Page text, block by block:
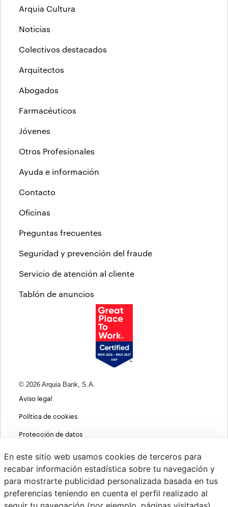
Arquia Cultura
Noticias
Colectivos destacados
Arquitectos
Abogados
Farmacéuticos
Jóvenes
Otros Profesionales
Ayuda e información
Contacto
Oficinas
Preguntas frecuentes
Seguridad y prevención del fraude
Servicio de atención al cliente
Tablón de anuncios
© 2026 Arquia Bank, S.A.
Aviso legal
Política de cookies
Protección de datos
Política de privacidad web
MIFID
PSD2
En este sitio web usamos cookies de terceros para
recabar información estadística sobre tu navegación y
para mostrarte publicidad personalizada basada en tus
preferencias teniendo en cuenta el perfil realizado al